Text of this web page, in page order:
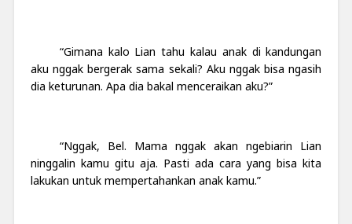
“Gimana kalo Lian tahu kalau anak di kandungan
aku nggak bergerak sama sekali? Aku nggak bisa ngasih
dia keturunan. Apa dia bakal menceraikan aku?”
“Nggak, Bel. Mama nggak akan ngebiarin Lian
ninggalin kamu gitu aja. Pasti ada cara yang bisa kita
lakukan untuk mempertahankan anak kamu.”